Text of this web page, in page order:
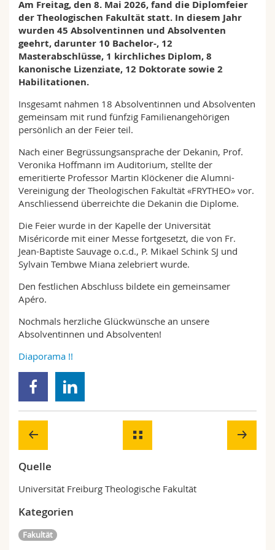
Math.-Nat. und Med. Fak.
Interfakultär
Mitarbeitende
Doktorierende
Webmail
Vorlesungsverzeichnis
MyUnifr
Am Freitag, den 8. Mai 2026, fand die Diplomfeier
der Theologischen Fakultät statt. In diesem Jahr
wurden 45 Absolventinnen und Absolventen
geehrt, darunter 10 Bachelor-, 12
Masterabschlüsse, 1 kirchliches Diplom, 8
kanonische Lizenziate, 12 Doktorate sowie 2
Habilitationen.
Insgesamt nahmen 18 Absolventinnen und Absolventen
gemeinsam mit rund fünfzig Familienangehörigen
persönlich an der Feier teil.
Nach einer Begrüssungsansprache der Dekanin, Prof.
Veronika Hoffmann im Auditorium, stellte der
emeritierte Professor Martin Klöckener die Alumni-
Vereinigung der Theologischen Fakultät «FRYTHEO» vor.
Anschliessend überreichte die Dekanin die Diplome.
Die Feier wurde in der Kapelle der Universität
Miséricorde mit einer Messe fortgesetzt, die von Fr.
Jean-Baptiste Sauvage o.c.d., P. Mikael Schink SJ und
Sylvain Tembwe Miana zelebriert wurde.
Den festlichen Abschluss bildete ein gemeinsamer
Apéro.
Nochmals herzliche Glückwünsche an unsere
Absolventinnen und Absolventen!
Diaporama !!
Quelle
Universität Freiburg Theologische Fakultät
Kategorien
Fakultät